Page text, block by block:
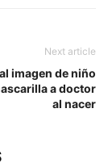
Next article
imagen de niño
a doctor
al nacer